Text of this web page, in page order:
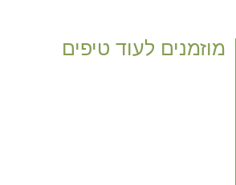
מוזמנים לעוד טיפים